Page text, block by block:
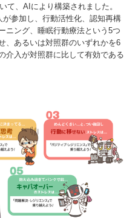
て、AIにより構築されました。
参加し、行動活性化、認知再構
ニング、睡眠行動療法という5つ
、あるいは対照群のいずれかを6
介入が対照群に比して有効である